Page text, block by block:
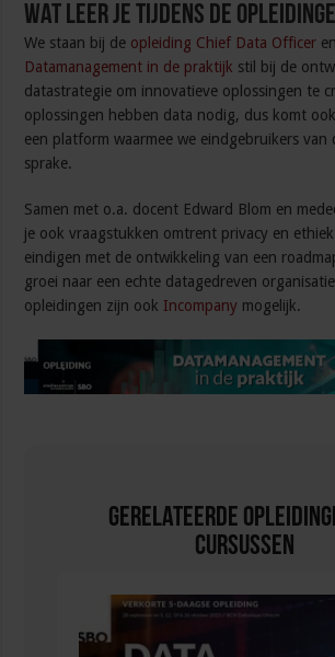
Wat leer je tijdens de
We staan bij de opleiding Chief Data Officer
Datamanagement in de praktijk stil bij de
datastrategie om innovatieve oplossingen te
oplossingen hebben data nodig, dus komt
een platform waarmee we eindgebruikers
sprake.
Samen met o.a. docent Edward Blom en
je ook vraagstukken omtrent privacy en
eindigen met de ontwikkeling van een
groei naar een echte datagedreven
opleidingen zijn ook Incompany mogelijk.
Gerelateerde
Cursussen